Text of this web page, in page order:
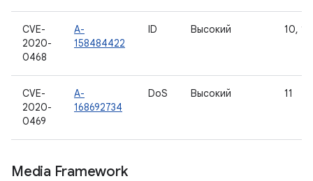
CVE-
2020-
0468
A-
158484422
ID Высокий 10, 11
CVE-
2020-
0469
A-
168692734
DoS Высокий 11
Media Framework